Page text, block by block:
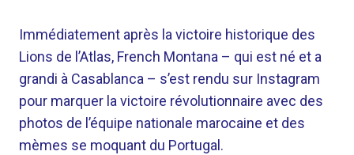
Immédiatement après la victoire historique des
Lions de l’Atlas, French Montana – qui est né et a
grandi à Casablanca – s’est rendu sur Instagram
pour marquer la victoire révolutionnaire avec des
photos de l’équipe nationale marocaine et des
mèmes se moquant du Portugal.